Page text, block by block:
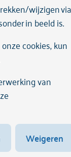
een9,1op
wijzigen via
in beeld is.
cookies, kun
van
Weigeren